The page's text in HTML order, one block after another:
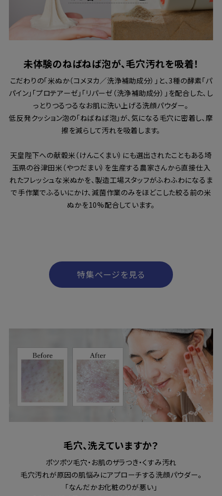
未体験のねばねば泡が、毛穴汚れを吸着！
こだわりの「米ぬか（コメヌカ／洗浄補助成分）」と、3種の酵素「パ
パイン」「プロテアーゼ」「リパーゼ（洗浄補助成分）」を配合した、し
っとりつるつるなお肌に洗い上げる洗顔パウダー。
低反発クッション泡の「ねばねば泡」が、気になる毛穴に密着し、摩
擦を減らして汚れを吸着します。
天皇陛下への献穀米（けんこくまい）にも選出されたこともある埼
玉県の谷津田米（やつだまい）を生産する農家さんから直接仕入
れたフレッシュな米ぬかを、製造工場スタッフがふわふわになるま
で手作業でふるいにかけ、減菌作業のみをほどこした絞る前の米
ぬかを10%配合しています。
特集ページを見る
毛穴、洗えていますか？
ポツポツ毛穴・お肌のザラつき・くすみ汚れ
毛穴汚れが原因の肌悩みにアプローチする洗顔パウダー。
「なんだかお化粧のりが悪い」